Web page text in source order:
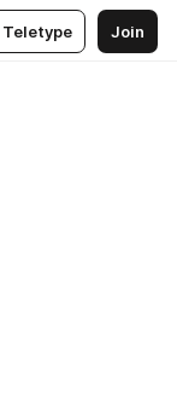
Join